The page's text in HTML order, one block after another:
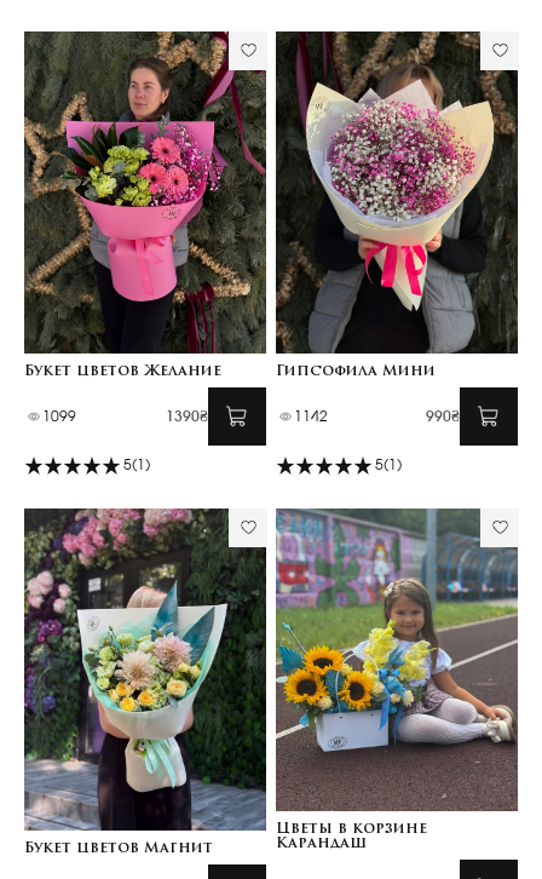
Букет цветов Желание
1099 1390₴
5(1)
Гипсофила Мини
1142 990₴
5(1)
Букет цветов Магнит
Цветы в корзине
Карандаш